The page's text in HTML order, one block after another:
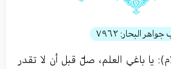
جواهر البحار: ٧٩٦٢
يا باغي العلم، صلّ قبل أن لا تقدر